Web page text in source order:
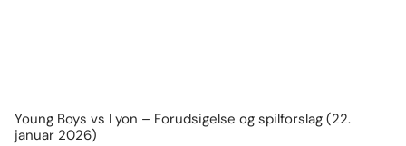
Young Boys vs Lyon – Forudsigelse og spilforslag (22.
januar 2026)